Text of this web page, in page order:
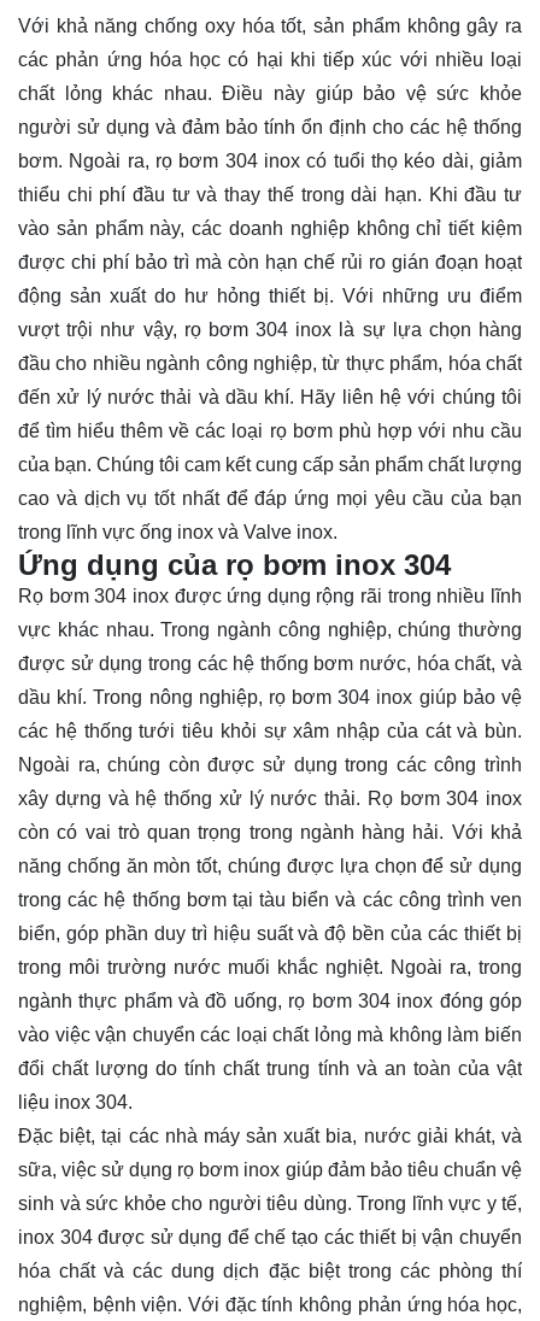
Với khả năng chống oxy hóa tốt, sản phẩm không gây ra
các phản ứng hóa học có hại khi tiếp xúc với nhiều loại
chất lỏng khác nhau. Điều này giúp bảo vệ sức khỏe
người sử dụng và đảm bảo tính ổn định cho các hệ thống
bơm. Ngoài ra, rọ bơm 304 inox có tuổi thọ kéo dài, giảm
thiểu chi phí đầu tư và thay thế trong dài hạn. Khi đầu tư
vào sản phẩm này, các doanh nghiệp không chỉ tiết kiệm
được chi phí bảo trì mà còn hạn chế rủi ro gián đoạn hoạt
động sản xuất do hư hỏng thiết bị. Với những ưu điểm
vượt trội như vậy, rọ bơm 304 inox là sự lựa chọn hàng
đầu cho nhiều ngành công nghiệp, từ thực phẩm, hóa chất
đến xử lý nước thải và dầu khí. Hãy
liên hệ với chúng tôi
để tìm hiểu thêm về các loại rọ bơm phù hợp với nhu cầu
của bạn. Chúng tôi cam kết cung cấp sản phẩm chất lượng
cao và dịch vụ tốt nhất để đáp ứng mọi yêu cầu của bạn
trong lĩnh vực ống inox và Valve inox.
Ứng dụng của rọ bơm inox 304
Rọ bơm 304 inox được ứng dụng rộng rãi trong nhiều lĩnh
vực khác nhau. Trong ngành công nghiệp, chúng thường
được sử dụng trong các hệ thống bơm nước, hóa chất, và
dầu khí. Trong nông nghiệp, rọ bơm 304 inox giúp bảo vệ
các hệ thống tưới tiêu khỏi sự xâm nhập của cát và bùn.
Ngoài ra, chúng còn được sử dụng trong các công trình
xây dựng và hệ thống xử lý nước thải. Rọ bơm 304 inox
còn có vai trò quan trọng trong ngành hàng hải. Với khả
năng chống ăn mòn tốt, chúng được lựa chọn để sử dụng
trong các hệ thống bơm tại tàu biển và các công trình ven
biển, góp phần duy trì hiệu suất và độ bền của các thiết bị
trong môi trường nước muối khắc nghiệt. Ngoài ra, trong
ngành thực phẩm và đồ uống, rọ bơm 304 inox đóng góp
vào việc vận chuyển các loại chất lỏng mà không làm biến
đổi chất lượng do tính chất trung tính và an toàn của vật
liệu inox 304.
Đặc biệt, tại các nhà máy sản xuất bia, nước giải khát, và
sữa, việc sử dụng rọ bơm inox giúp đảm bảo tiêu chuẩn vệ
sinh và sức khỏe cho người tiêu dùng. Trong lĩnh vực y tế,
inox 304 được sử dụng để chế tạo các thiết bị vận chuyển
hóa chất và các dung dịch đặc biệt trong các phòng thí
nghiệm, bệnh viện. Với đặc tính không phản ứng hóa học,